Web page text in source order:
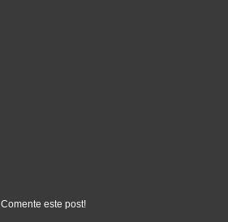
Comente este post!